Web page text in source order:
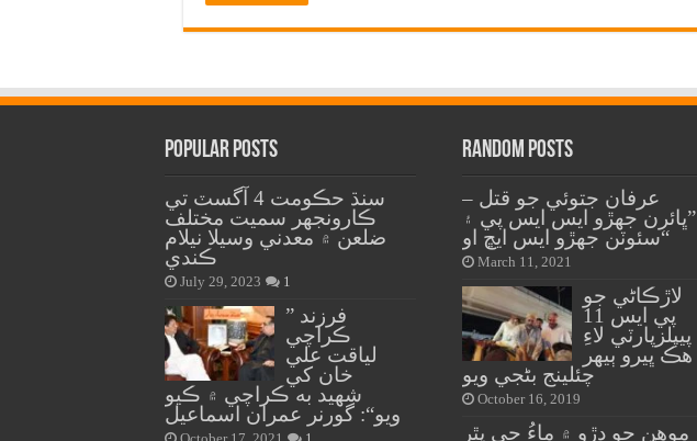
Popular Posts
سنڌ حڪومت 4 آگسٽ تي
ڪارونجهر سميت مختلف
ضلعن ۾ معدني وسيلا نيلام
ڪندي
July 29, 2023 1
” فرزند
ڪراچي
لياقت علي
خان کي
شهيد به ڪراچي ۾ ڪيو
ويو“: گورنر عمران اسماعيل
Random Posts
عرفان جتوئي جو قتل –
”ڀائرن جهڙو ايس ايس پي ۽
سئوٽن جهڙو ايس ايڇ او“
March 11, 2021
لاڙڪاڻي جو
پي ايس 11
پيپلزپارٽي لاءِ
هڪ ڀيرو ٻيهر
چئلينج بڻجي ويو
October 16, 2019
موهن جو دڙو ۾ ماءُ جي پٿر